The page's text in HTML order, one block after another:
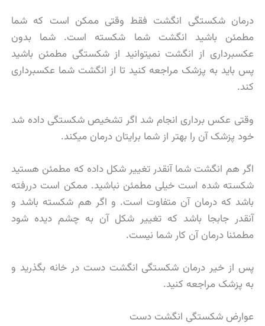
درمان شکستگی انگشت فقط وقتی ممکن است که شما
مطمئن باشید انگشت شما شکسته است. شما بدون
عکسبرداری از انگشت نمیتوانید از شکستگی مطمئن باشید
پس باید به پزشک مراجعه کنید تا از انگشت شما عکسبرداری
کند.
وقتی عکس برداری انجام شد اگر تشخیص شکستگی داده شد
خود پزشک آن را بهتر از شما برایتان درمان میکند.
اگر هم انگشت شما آنقدر تغییر شکل داده که مطمئن هستید
شکسته شده است خیلی مطمئن نباشید. ممکن است دررفته
باشد که درمان آن متفاوت است. و اگر هم شکسته باشد و
آنقدر جابجا باشد که تغییر شکل آن به چشم دیده شود
مطمئنا درمان آن کار شما نیست.
پس از خیر درمان شکستگی انگشت دست در خانه بگذرید و
به پزشک مراجعه کنید.
عوارض شکستگی انگشت دست